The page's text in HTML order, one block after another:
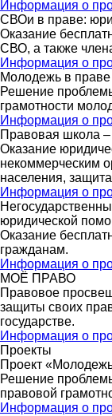
Информация о
СВОи в праве:
Оказание
СВО, а также
Информация о
Молодежь в праве
Решение
грамотности
Информация о
Правовая школа
Оказание
некоммерческим
населения,
Информация о
юридической
Оказание
гражданам.
Информация о
МОЁ ПРАВО
Правовое
защиты своих
государстве.
Информация о
Проекты
Проект
Решение
правовой
Информация о